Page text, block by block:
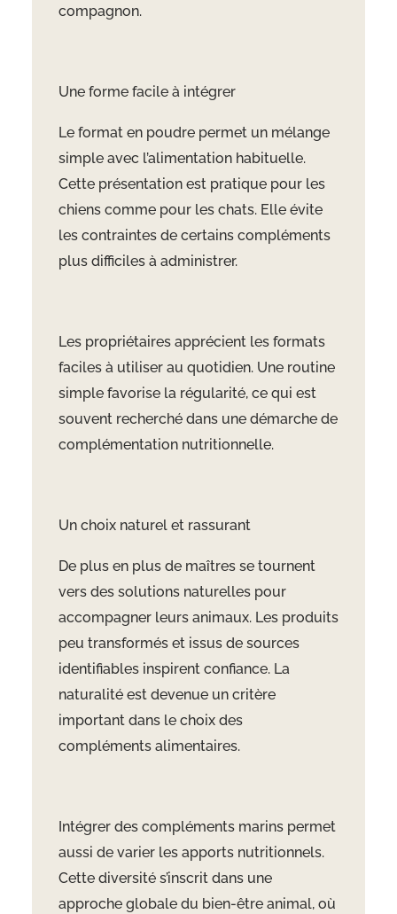
compagnon.
Une forme facile à intégrer
Le format en poudre permet un mélange
simple avec l’alimentation habituelle.
Cette présentation est pratique pour les
chiens comme pour les chats. Elle évite
les contraintes de certains compléments
plus difficiles à administrer.
Les propriétaires apprécient les formats
faciles à utiliser au quotidien. Une routine
simple favorise la régularité, ce qui est
souvent recherché dans une démarche de
complémentation nutritionnelle.
Un choix naturel et rassurant
De plus en plus de maîtres se tournent
vers des solutions naturelles pour
accompagner leurs animaux. Les produits
peu transformés et issus de sources
identifiables inspirent confiance. La
naturalité est devenue un critère
important dans le choix des
compléments alimentaires.
Intégrer des compléments marins permet
aussi de varier les apports nutritionnels.
Cette diversité s’inscrit dans une
approche globale du bien-être animal, où